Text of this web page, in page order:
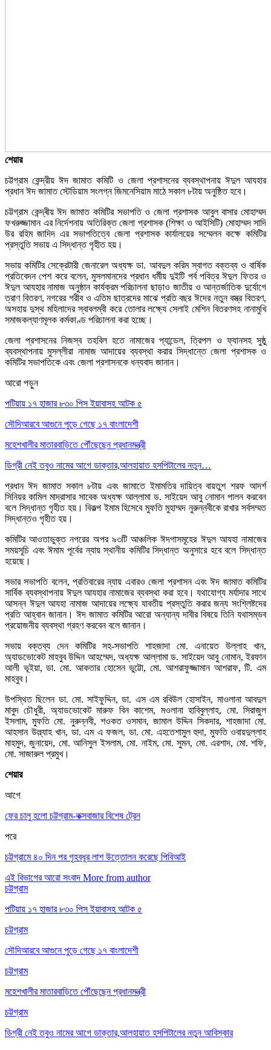
শেয়ার
চট্টগ্রাম কেন্দ্রীয় ঈদ জামাত কমিটি ও জেলা প্রশাসনের ব্যবস্থাপনায় ঈদুল আযহার
প্রধান ঈদ জামাত স্টেডিয়াম সংলগ্ন জিমনেসিয়াম মাঠে সকাল ৮টায় অনুষ্ঠিত হবে।
চট্টগ্রাম কেন্দ্ৰীয় ঈদ জামাত কমিটির সভাপতি ও জেলা প্রশাসক আবুল বাসার মোহাম্মদ
ফখরুজ্জামান এর নির্দেশনায় অতিরিক্ত জেলা প্রশাসক (শিক্ষা ও আইসিটি) মোহাম্মদ সাদি
উর রহিম জাদিদ এর সভাপতিত্বে জেলা প্রশাসক কার্যালয়ের সম্মেলন কক্ষে কমিটির
প্রস্তুতি সভায় এ সিদ্ধান্ত গৃহীত হয়।
সভায় কমিটির সেক্রেটারী জেনারেল অধ্যক্ষ ডা. আবদুল করিম স্বাগত বক্তব্য ও বার্ষিক
প্রতিবেদন পেশ করে বলেন, মুসলমানদের প্রধান ধর্মীয় দুইটি পর্ব পবিত্র ঈদুল ফিতর ও
ঈদুল আযহার নামাজ অনুষ্ঠান কার্যক্রম পরিচালনা ছাড়াও জাতীয় ও আন্তর্জাতিক দুর্যোগে
ত্রাণ বিতরণ, নগরের গরীব ও এতিম ছাত্রদের মাঝে প্রতি বছর ঈদের নতুন বস্ত্র বিতরণ,
অসহায় দুস্থ মহিলাদের স্বাবলম্বী করে তোলার লক্ষ্যে সেলাই মেশিন বিতরণসহ নানামুখি
সমাজকল্যাণমূলক কর্মকাণ্ড পরিচালনা করা হচ্ছে।
জেলা প্রশাসনের নিজস্ব তহবিল হতে নামাজের প্যান্ডেল, ত্রিপল ও ফ্যানসহ সুষ্ঠু
ব্যবস্থাপনায় মুসল্লীরা নামাজ আদায়ের ব্যবস্থা করার সিদ্ধান্তে জেলা প্রশাসক ও
কমিটির সভাপতিকে এবং জেলা প্রশাসনকে ধন্যবাদ জানান।
আরো পড়ুন
পটিয়ায় ১৭ হাজার ৮৩০ পিস ইয়াবাসহ আটক ৫
সৌদিআরবে আগুনে পুড়ে গেছে ১৭ বাংলাদেশী
মহেশখালীর মাতারবাড়িতে পৌঁছেছেন প্রধানমন্ত্রী
ডিগ্রী নেই তবুও নামের আগে ডাক্তার,আলহায়াত হসপিটালের নতুন…
প্রধান ঈদ জামাত সকাল ৮টায় এবং জামাতে ইমামতির দায়িত্ব বায়তুশ শরফ আদর্শ
সিনিয়র কামিল মাদ্রাসার সাবেক অধ্যক্ষ আল্লামা ড. সাইয়েদ আবু নোমান পালন করবেন
বলে সিদ্ধান্ত গৃহীত হয়। বিকল্প ইমাম হিসেবে মুফতি মুহাম্মদ নুরুন্নবীকে রাখার সর্বসম্মত
সিদ্ধান্তও গৃহীত হয়।
কমিটির আওতাভুক্ত নগরের অপর ৯৩টি আঞ্চলিক ঈদগাসমূহের ঈদুল আযহা নামাজের
সময়সূচি এবং ঈমাম পূর্বের ন্যায় স্থানীয় কমিটির সিদ্ধান্ত অনুসারে হবে বলে সিদ্ধান্ত
হয়েছে।
সভার সভাপতি বলেন, প্রতিবারের ন্যায় এবারও জেলা প্রশাসন এবং ঈদ জামাত কমিটির
সার্বিক ব্যবস্থাপনায় ঈদুল আযহার নামাজের ব্যবস্থা করা হবে। যথাযোগ্য মর্যাদার সাথে
আসন্ন ঈদুল আযহা নামাজ আদায়ের লক্ষ্যে যাবতীয় প্রস্তুতি করার জন্য সংশ্লিষ্টদের
প্রতি আহ্বান জানান। ঈদ জামাত কমিটির আরো অন্যান্য দাবীর বিষয়ে তিনি যথাসম্ভব
প্রয়োজনীয় ব্যবস্থা গ্রহণ করবেন বলে জানান।
সভায় বক্তব্য দেন কমিটির সহ-সভাপতি শাহজাদা মো. এনায়েত উল্লাহ খান,
অ্যাডভোকেট মাহবুব উদ্দিন আহম্মেদ, অধ্যক্ষ আল্লামা ড. সাইয়েদ আবু নোমান, ইরফান
আলী ভূইয়া, ডা. মো. আকতার হোসেন ভুট্টো, মো. আশরাফুজ্জামান আশরাফ, টি. এম
মাহবুব।
উপস্থিত ছিলেন ডা. মো. সাইফুদ্দিন, ডা. এস এম রবিউল হোসাইন, মাওলানা আবদুল
মাবুদ চৌধুরী, অ্যাডভোকেট মারুফ বিন কাশেম, মওলানা হাবিবুল্লাহ, মো. সিরাজুল
ইসলাম, মুফতি মো. নুরুন্নবী, শওকত ওসমান, জামাল উদ্দিন সিকদার, শাহজাদা মো.
আহসান উল্ল্যাহ খান, ডা. এম এ ফজল, ডা. মো. এহতেশামুল হুদা, মুফতি ওবায়দুল্লাহ
মাহমুদ, জুনায়েদ, মো. আনিসুল ইসলাম, মো. নাইম, মো. সুমন, মো. এরশাদ, মো. শফি,
মো. সাজারুল প্রমুখ।
শেয়ার
আগে
ফের চালু হলো চট্টগ্রাম-কক্সবাজার বিশেষ ট্রেন
পরে
চট্টগ্রামে ৪০ দিন পর গৃহবধূর লাশ উত্তোলন করেছে পিবিআই
এই বিভাগের আরো সংবাদ More from author
চট্টগ্রাম
পটিয়ায় ১৭ হাজার ৮৩০ পিস ইয়াবাসহ আটক ৫
চট্টগ্রাম
সৌদিআরবে আগুনে পুড়ে গেছে ১৭ বাংলাদেশী
চট্টগ্রাম
মহেশখালীর মাতারবাড়িতে পৌঁছেছেন প্রধানমন্ত্রী
চট্টগ্রাম
ডিগ্রী নেই তবুও নামের আগে ডাক্তার,আলহায়াত হসপিটালের নতুন আবিস্কার